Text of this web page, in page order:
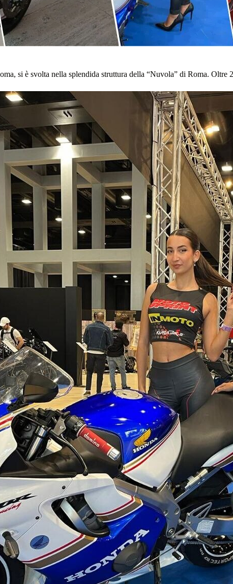
si è svolta nella splendida struttura della “Nuvola” di Roma.